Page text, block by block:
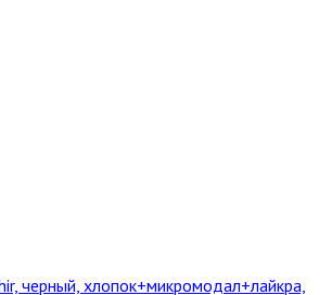
черный, хлопок+микромодал+лайкра,